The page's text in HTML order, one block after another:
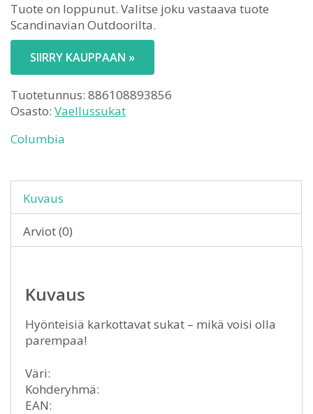
Tuote on loppunut. Valitse joku vastaava tuote
Scandinavian Outdoorilta.
SIIRRY KAUPPAAN »
Tuotetunnus: 886108893856
Osasto: Vaellussukat
Columbia
Kuvaus
Arviot (0)
Kuvaus
Hyönteisiä karkottavat sukat – mikä voisi olla
parempaa!
Väri:
Kohderyhmä:
EAN: